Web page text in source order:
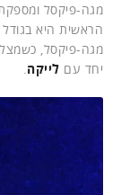
מגה-פיקסל,
יחד עם לייקה.